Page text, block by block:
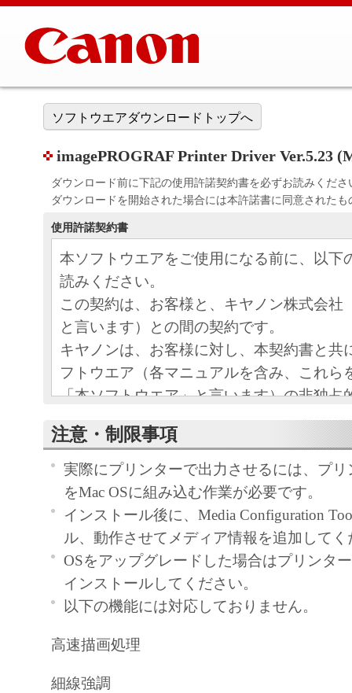
ソフトウエアダウンロードトップへ
imagePROGRAF Printer Driver Ver.5.23
ダウンロード前に下記の使用許諾契約書を必ずお読みくださ
ダウンロードを開始された場合には本許諾書に同意された
使用許諾契約書
本ソフトウエアをご使用になる前に、以下
読みください。
この契約は、お客様と、キヤノン株式会社
と言います）との間の契約です。
キヤノンは、お客様に対し、本契約書と共
フトウエア（各マニュアルを含み、これら
「本ソフトウエア」と言います）の非独占
条項に基づき許諾し、お客様も下記条項に
ものとします。
お客様は、「本ソフトウエア」のインスト
この契約に同意したことになります。
お客様がこの契約に同意できない場合には
ストールされず、直ちに「本ソフトウエア
さい。
１．使用許諾
ェットプリンタ（以下「プリンタ」と言い
たはネットワークを通じ接続される複数の
注意・制限事項
実際にプリンターで出力させるには、プ
をMac OSに組み込む作業が必要です。
インストール後に、Media Configuration
ル、動作させてメディア情報を追加してく
OSをアップグレードした場合はプリンタ
インストールしてください。
以下の機能には対応しておりません。
高速描画処理
細線強調